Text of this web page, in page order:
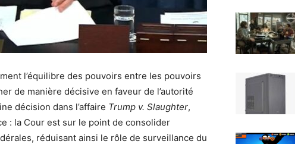
l’équilibre des pouvoirs entre les pouvoirs
de manière décisive en faveur de l’autorité
décision dans l’affaire Trump v. Slaughter,
: la Cour est sur le point de consolider
réduisant ainsi le rôle de surveillance du